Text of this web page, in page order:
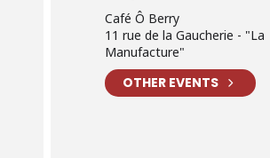
Café Ô Berry
11 rue de la Gaucherie - "La
Manufacture"
OTHER EVENTS